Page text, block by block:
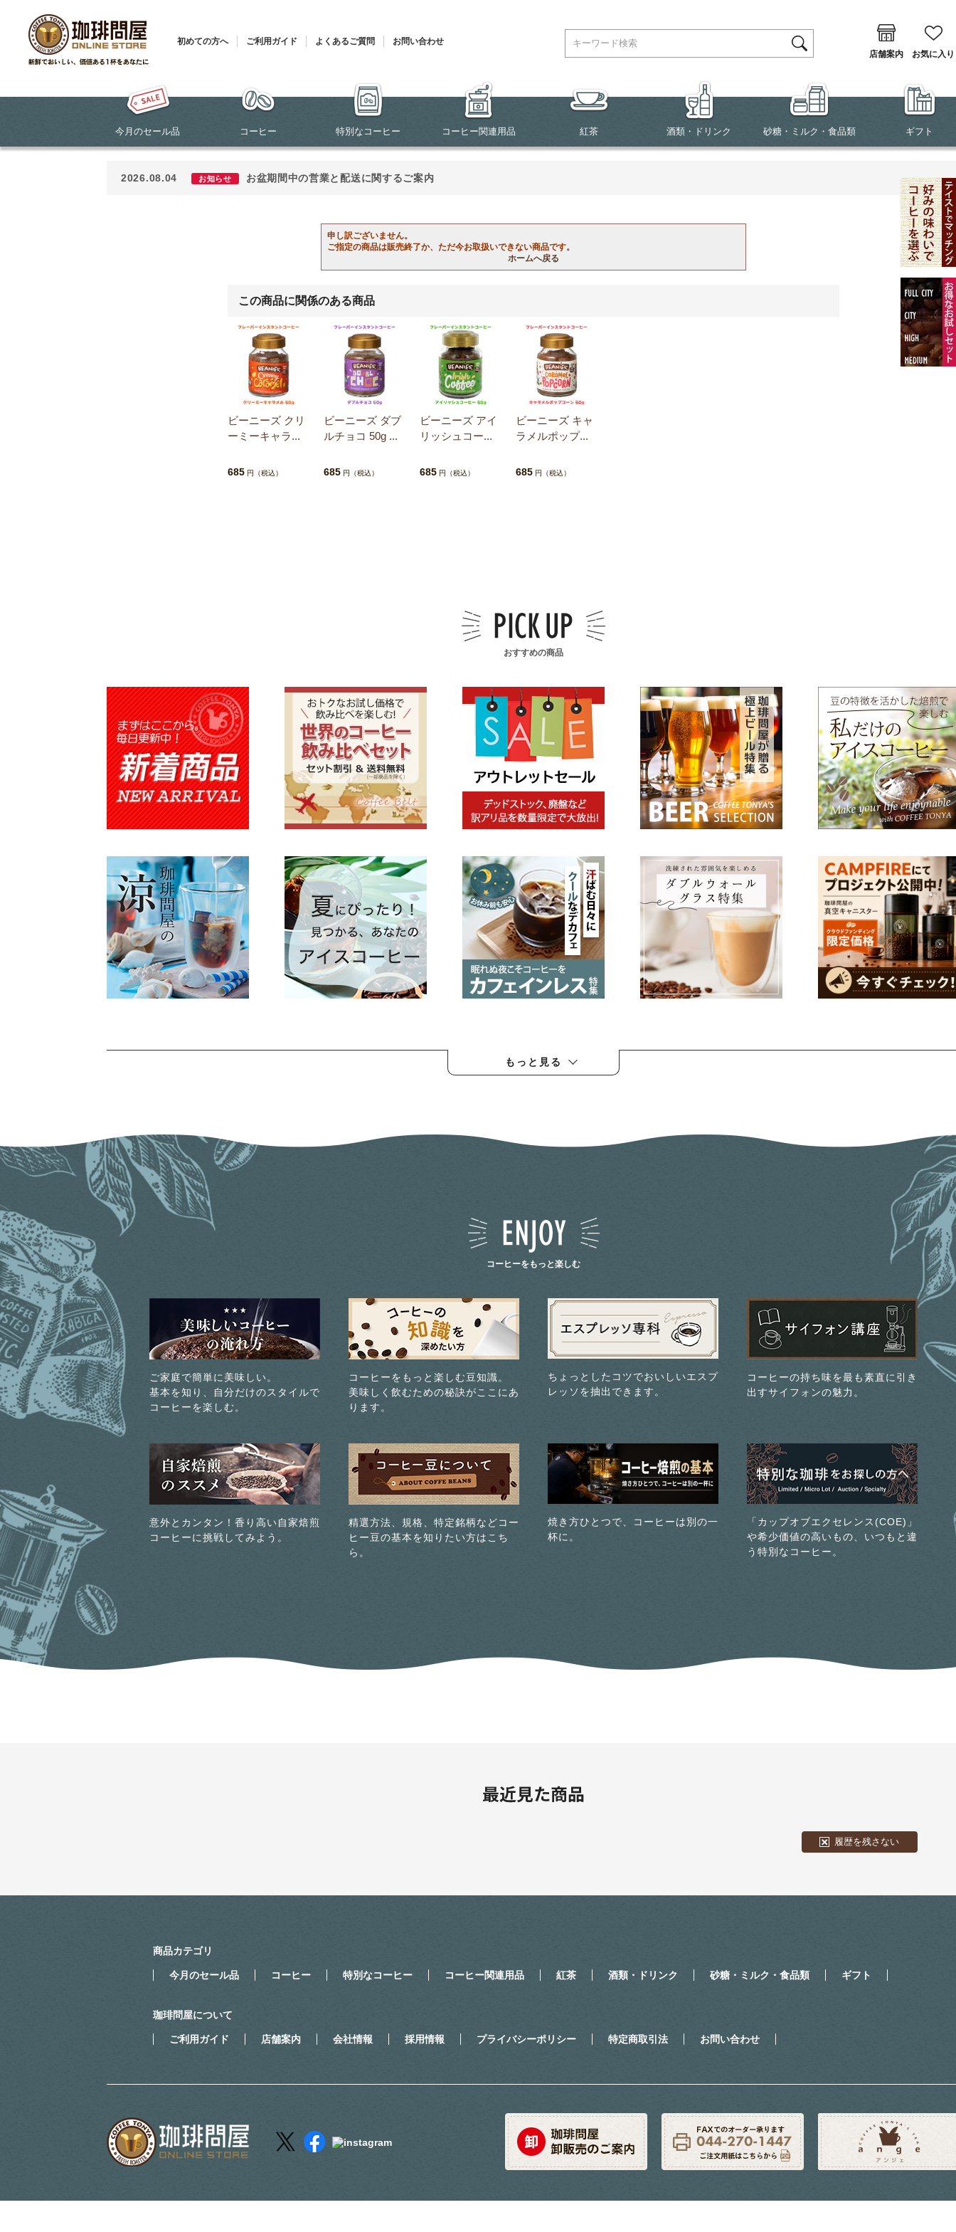
初めての方へ ご利用ガイド よくあるご質問
お問い合わせ
店舗案内
お気に入り
今月のセール品 コーヒー 特別なコーヒー コーヒー関連用品 紅茶 酒類・ドリンク 砂糖・ミルク・食品類 ギフト
2026.08.04 お知らせ お盆期間中の営業と配送に関するご案内
申し訳ございません。
ご指定の商品は販売終了か、ただ今お取扱いできない商品です。
ホームへ戻る
この商品に関係のある商品
ビーニーズ クリ
ーミーキャラ...
685 円（税込）
ビーニーズ ダブ
ルチョコ 50g ...
685 円（税込）
ビーニーズ アイ
リッシュコー...
685 円（税込）
ビーニーズ キャ
ラメルポップ...
685 円（税込）
おすすめの商品
もっと見る
コーヒーをもっと楽しむ
ご家庭で簡単に美味しい。
基本を知り、自分だけのスタイルで
コーヒーを楽しむ。
コーヒーをもっと楽しむ豆知識。
美味しく飲むための秘訣がここにあ
ります。
ちょっとしたコツでおいしいエスプ
レッソを抽出できます。
コーヒーの持ち味を最も素直に引き
出すサイフォンの魅力。
意外とカンタン！香り高い自家焙煎
コーヒーに挑戦してみよう。
精選方法、規格、特定銘柄などコー
ヒー豆の基本を知りたい方はこち
ら。
焼き方ひとつで、コーヒーは別の一
杯に。
「カップオブエクセレンス(COE)」
や希少価値の高いもの、いつもと違
う特別なコーヒー。
履歴を残さない
商品カテゴリ
今月のセール品 コーヒー 特別なコーヒー コーヒー関連用品 紅茶 酒類・ドリンク 砂糖・ミルク・食品類 ギフト
珈琲問屋について
ご利用ガイド 店舗案内 会社情報 採用情報 プライバシーポリシー 特定商取引法 お問い合わせ